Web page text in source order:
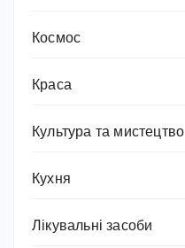
Космос
Краса
Культура та мистецтво
Кухня
Лікувальні засоби